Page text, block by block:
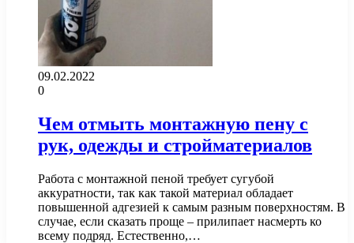
09.02.2022
0
Чем отмыть монтажную пену с
рук, одежды и стройматериалов
Работа с монтажной пеной требует сугубой
аккуратности, так как такой материал обладает
повышенной адгезией к самым разным поверхностям. В
случае, если сказать проще – прилипает насмерть ко
всему подряд. Естественно,…